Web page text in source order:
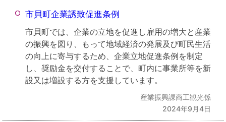
市貝町企業誘致促進条例
市貝町では、企業の立地を促進し雇用の増大と産業
の振興を図り、もって地域経済の発展及び町民生活
の向上に寄与するため、企業立地促進条例を制定
し、奨励金を交付することで、町内に事業所等を新
設又は増設する方を支援しています。
産業振興課商工観光係
2024年9月4日